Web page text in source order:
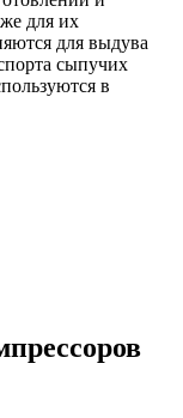
для их
для выдува
сыпучих
в